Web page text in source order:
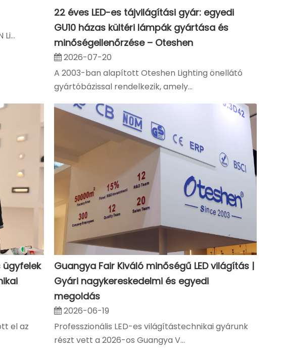
22 éves LED-es tájvilágítási gyár: egyedi
GU10 házas kültéri lámpák gyártása és
minőségellenőrzése – Oteshen
2026-07-20
A 2003-ban alapított Oteshen Lighting önellátó
gyártóbázissal rendelkezik, amely...
ügyfelek
el az
Guangya Fair Kiváló minőségű LED világítás |
Gyári nagykereskedelmi és egyedi
megoldás
2026-06-19
Professzionális LED-es világítástechnikai gyárunk
részt vett a 2026-os Guangya V...